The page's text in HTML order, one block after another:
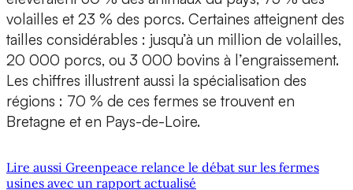
volailles et 23 % des porcs. Certaines atteignent des
tailles considérables : jusqu’à un million de volailles,
20 000 porcs, ou 3 000 bovins à l’engraissement.
Les chiffres illustrent aussi la spécialisation des
régions : 70 % de ces fermes se trouvent en
Bretagne et en Pays-de-Loire.
Lire aussi Greenpeace relance le débat sur les fermes
usines avec un rapport actualisé